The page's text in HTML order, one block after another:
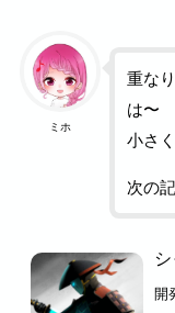
ミホ
重な
は〜
小さ
次の
開